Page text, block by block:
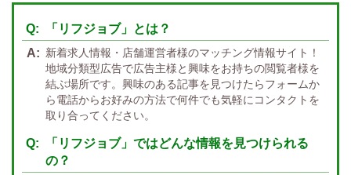
週1日～OK
指名バック率高め 週1・月1～OK
託児所紹介あり 初心者歓迎
資格者優遇
宿泊・送迎あり 50代以上歓迎
経験者優遇
九州・沖縄 エリア
大分 福岡 佐賀 長崎 宮崎 熊本 鹿児島 沖縄
中四国 エリア
岡山 鳥取 広島 島根
「リフジョブ」とは？
新着求人情報・店舗運営者様のマッチング情報サイト！
地域分類型広告で広告主様と興味をお持ちの閲覧者様を
結ぶ場所です。興味のある記事を見つけたらフォームか
ら電話からお好みの方法で何件でも気軽にコンタクトを
取り合ってください。
「リフジョブ」ではどんな情報を見つけられる
の？